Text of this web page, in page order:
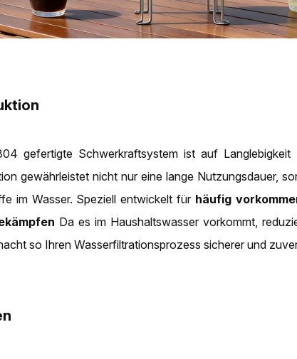
gefertigte Schwerkraftsystem ist auf Langlebigkeit
gewährleistet nicht nur eine lange Nutzungsdauer,
im Wasser. Speziell entwickelt für häufig
Da es im Haushaltswasser vorkommt,
so Ihren Wasserfiltrationsprozess sicherer und